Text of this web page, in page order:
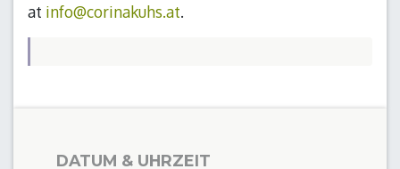
at info@corinakuhs.at.
DATUM & UHRZEIT